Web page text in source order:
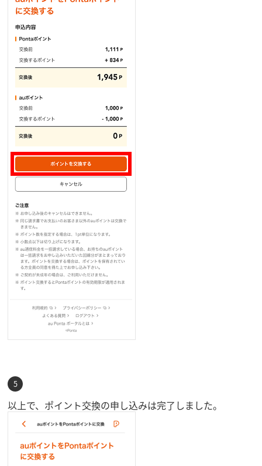
以上で、ポイント交換の申し込みは完了しました。